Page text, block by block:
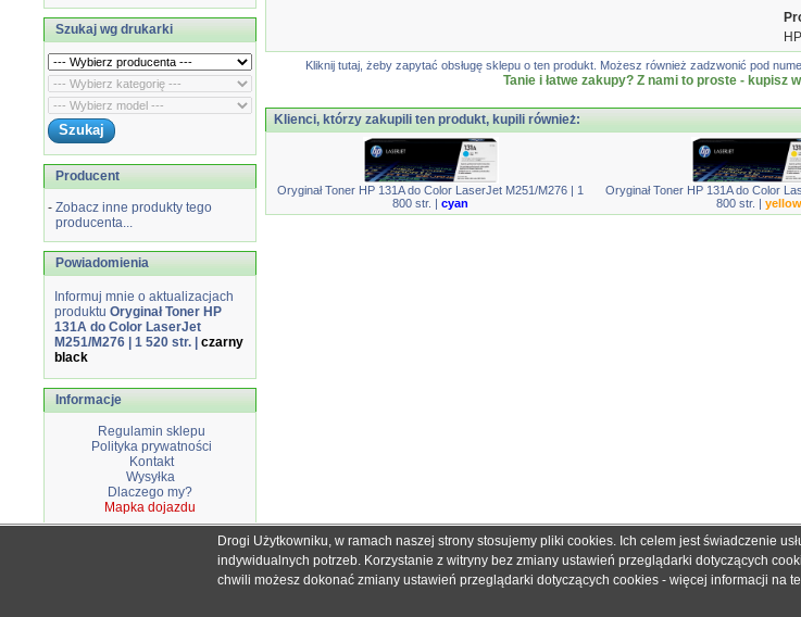
Szukaj wg drukarki
Producent
- Zobacz inne produkty tego
producenta...
Powiadomienia
Informuj mnie o aktualizacjach
produktu Oryginał Toner HP
131A do Color LaserJet
M251/M276 | 1 520 str. | czarny
black
Informacje
Regulamin sklepu
Polityka prywatności
Kontakt
Wysyłka
Dlaczego my?
Mapka dojazdu
HP
Kliknij tutaj, żeby zapytać obsługę sklepu o ten produkt. Możesz również zadzwonić pod
Tanie i łatwe zakupy? Z nami to proste - kupisz
Klienci, którzy zakupili ten produkt, kupili również:
Oryginał Toner HP 131A do Color LaserJet M251/M276 | 1
800 str. | cyan
Oryginał Toner HP 131A do Color
800 str. | yellow
Wszystkie nazwy i znaki handlowe użyte na stronie sklepu dobretonery.pl są znakami zastrzeżonymi dla ich
Mimo dołożenia wszelkich starań nie gwarantujemy, że publikowane dane techniczne nie
W przypadku jakichkolwiek wątpliwości prosimy o kontakt z
Drogi Użytkowniku, w ramach naszej strony stosujemy pliki cookies. Ich celem jest świadczenie
indywidualnych potrzeb. Korzystanie z witryny bez zmiany ustawień przeglądarki dotyczących
chwili możesz dokonać zmiany ustawień przeglądarki dotyczących cookies - więcej informacji na